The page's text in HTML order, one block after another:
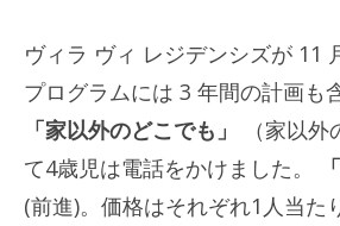
ヴィラ ヴィ レジデンシズが 11
プログラムには 3 年間の計画も
「家以外のどこでも」
（家以
て4歳児は電話をかけました。
(前進)。価格はそれぞれ1人当た